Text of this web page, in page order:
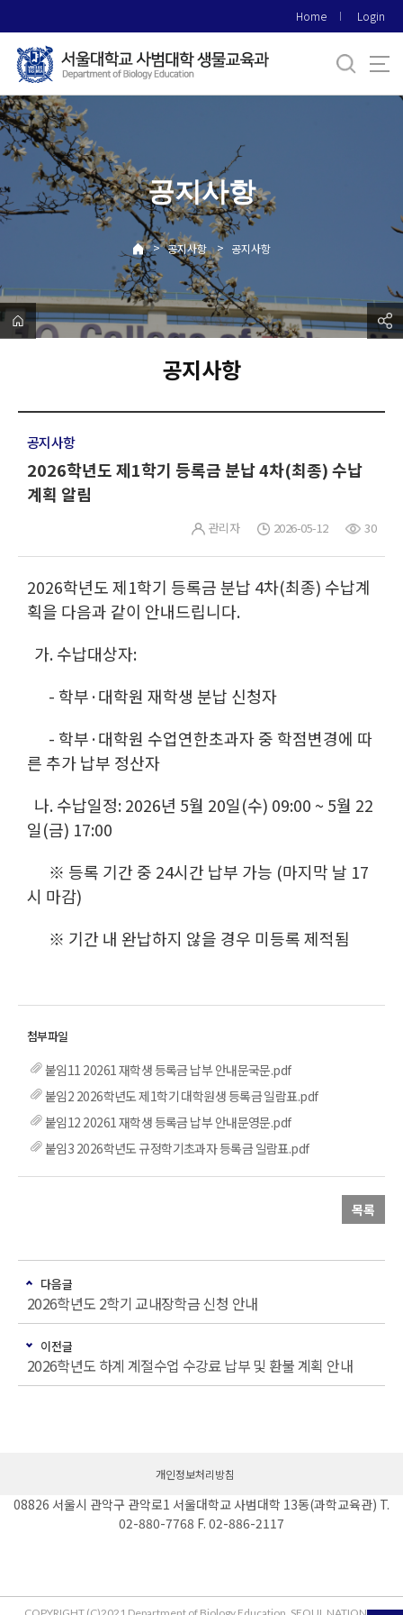
로
메
뉴
Home Login
공지사항
> 공지사항 > 공지사항
공지사항
공지사항
2026학년도 제1학기 등록금 분납 4차(최종) 수납
계획 알림
관리자 2026-05-12 30
2026학년도 제1학기 등록금 분납 4차(최종) 수납계
획을 다음과 같이 안내드립니다.
가. 수납대상자:
- 학부·대학원 재학생 분납 신청자
- 학부·대학원 수업연한초과자 중 학점변경에 따
른 추가 납부 정산자
나. 수납일정: 2026년 5월 20일(수) 09:00 ~ 5월 22
일(금) 17:00
※ 등록 기간 중 24시간 납부 가능 (마지막 날 17
시 마감)
※ 기간 내 완납하지 않을 경우 미등록 제적됨
붙임11 20261 재학생 등록금 납부 안내문국문.pdf
붙임2 2026학년도 제1학기 대학원생 등록금 일람표.pdf
붙임12 20261 재학생 등록금 납부 안내문영문.pdf
붙임3 2026학년도 규정학기초과자 등록금 일람표.pdf
목록
다음글
2026학년도 2학기 교내장학금 신청 안내
이전글
2026학년도 하계 계절수업 수강료 납부 및 환불 계획 안내
개인정보처리방침
08826 서울시 관악구 관악로1 서울대학교 사범대학 13동(과학교육관) T.
02-880-7768 F. 02-886-2117